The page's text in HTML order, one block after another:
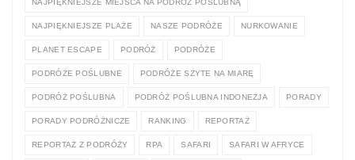
NAJPIĘKNIEJSZE MIEJSCA NA PODRÓŻ POŚLUBNĄ
NAJPIĘKNIEJSZE PLAŻE NASZE PODRÓŻE NURKOWANIE
PLANET ESCAPE PODRÓŻ PODRÓŻE
PODRÓŻE POŚLUBNE PODRÓŻE SZYTE NA MIARĘ
PODRÓŻ POŚLUBNA PODRÓŻ POŚLUBNA INDONEZJA PORADY
PORADY PODRÓŻNICZE RANKING REPORTAŻ
REPORTAŻ Z PODRÓŻY RPA SAFARI SAFARI W AFRYCE